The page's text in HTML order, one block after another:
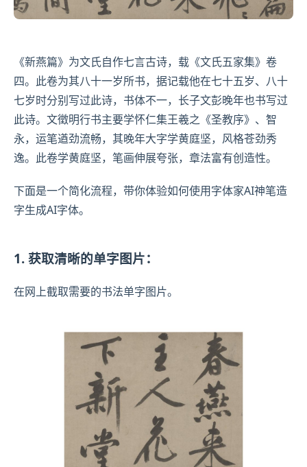
《新燕篇》为文氏自作七言古诗，载《文氏五家集》卷
四。此卷为其八十一岁所书，据记载他在七十五岁、八十
七岁时分别写过此诗，书体不一，长子文彭晚年也书写过
此诗。文徵明行书主要学怀仁集王羲之 《圣教序》 、 智
永，运笔遒劲流畅，其晚年大字学黄庭坚，风格苍劲秀
逸。此卷学黄庭坚，笔画伸展夸张，章法富有创造性。
下面是一个简化流程，带你体验如何使用字体家AI神笔造
字生成AI字体。
1. 获取清晰的单字图片：
在网上截取需要的书法单字图片。